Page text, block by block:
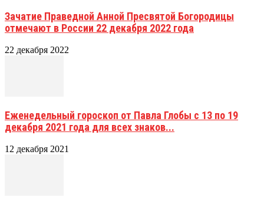
Зачатие Праведной Анной Пресвятой Богородицы
отмечают в России 22 декабря 2022 года
22 декабря 2022
Еженедельный гороскоп от Павла Глобы c 13 по 19
декабря 2021 года для всех знаков...
12 декабря 2021